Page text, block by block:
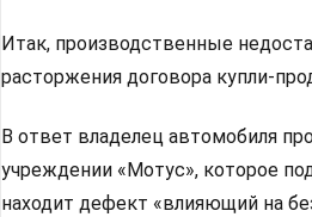
Итак, производственные
расторжения договора купли-
В ответ владелец автомобиля
учреждении «Мотус», которое
находит дефект «влияющий на